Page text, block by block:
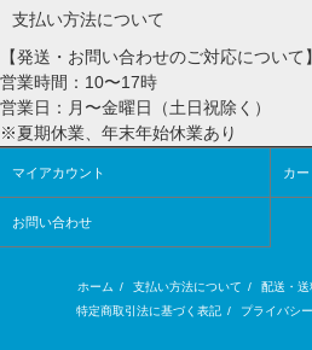
支払い方法について
【発送・お問い合わせのご対応について】
営業時間：10〜17時
営業日：月〜金曜日（土日祝除く）
※夏期休業、年末年始休業あり
マイアカウント カ
お問い合わせ
ホーム / 支払い方法について / 配送・送
特定商取引法に基づく表記 / プライバシ